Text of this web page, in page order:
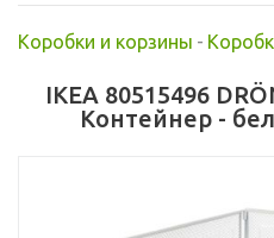
Коробки и корзины -
IKEA 80515496
Контейнер -